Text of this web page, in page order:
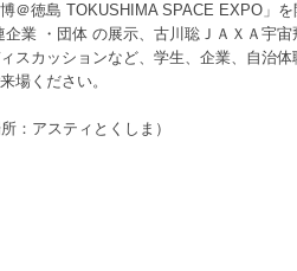
＠徳島 TOKUSHIMA SPACE EXPO」を
業 ・団体 の展示、古川聡ＪＡＸＡ宇宙
スカッションなど、学生、企業、自治体
場ください。
：アスティとくしま）